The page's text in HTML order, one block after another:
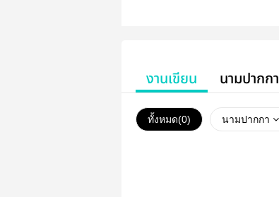
งานเขียน นามปากกา
ทั้งหมด(0) นามปากกา